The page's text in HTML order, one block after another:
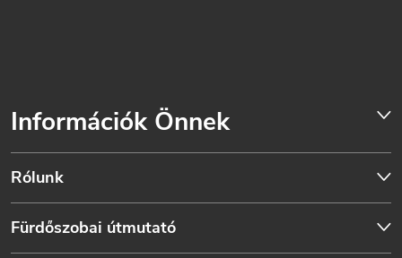
Információk Önnek
Rólunk
Fürdőszobai útmutató